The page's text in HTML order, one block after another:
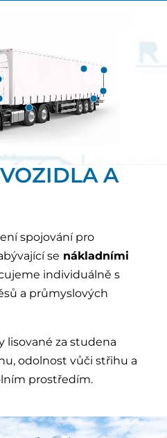
A
spojování pro
se nákladními
individuálně s
a průmyslových
lisované za studena
odolnost vůči střihu a
prostředím.